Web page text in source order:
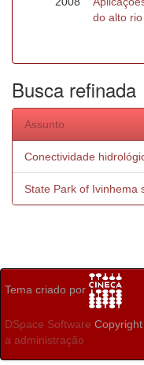
do alto rio
Busca refinada
Assunto
Conectividade
State Park of Ivinhema
Tema criado por
DSpace Software
a administração